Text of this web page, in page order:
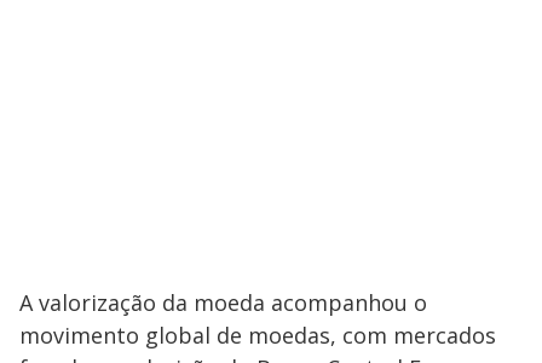
A valorização da moeda acompanhou o
movimento global de moedas, com mercados